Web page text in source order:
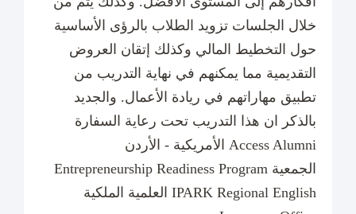
خلال الجلسات تزويد الطلاب بالرؤى الأساسية
حول التخطيط المالي وكذلك إتقان العروض
التقديمية مما يمكنهم في نهاية التدريب من
تطبيق مهاراتهم في ريادة الأعمال. والجديد
بالذكر ان هذا التدريب تحت رعاية السفارة
الأمريكية - الأردن Access Alumni
Entrepreneurship Readiness Program الجمعية
العلمية الملكية IPARK Regional English